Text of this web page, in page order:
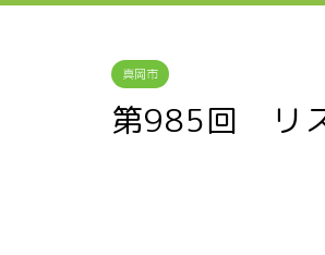
真岡市
第985回 リ